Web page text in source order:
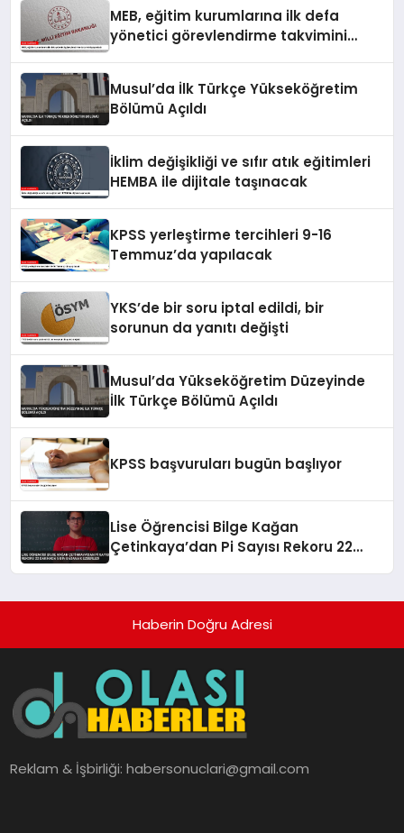
MEB, eğitim kurumlarına ilk defa
yönetici görevlendirme takvimini
Musul’da İlk Türkçe Yükseköğretim
Bölümü Açıldı
İklim değişikliği ve sıfır atık eğitimleri
HEMBA ile dijitale taşınacak
KPSS yerleştirme tercihleri 9-16
Temmuz’da yapılacak
YKS’de bir soru iptal edildi, bir
sorunun da yanıtı değişti
Musul’da Yükseköğretim Düzeyinde
İlk Türkçe Bölümü Açıldı
KPSS başvuruları bugün başlıyor
Lise Öğrencisi Bilge Kağan
Çetinkaya’dan Pi Sayısı Rekoru 22
Haberin Doğru Adresi
Reklam & İşbirliği:habersonuclari@gmail.com